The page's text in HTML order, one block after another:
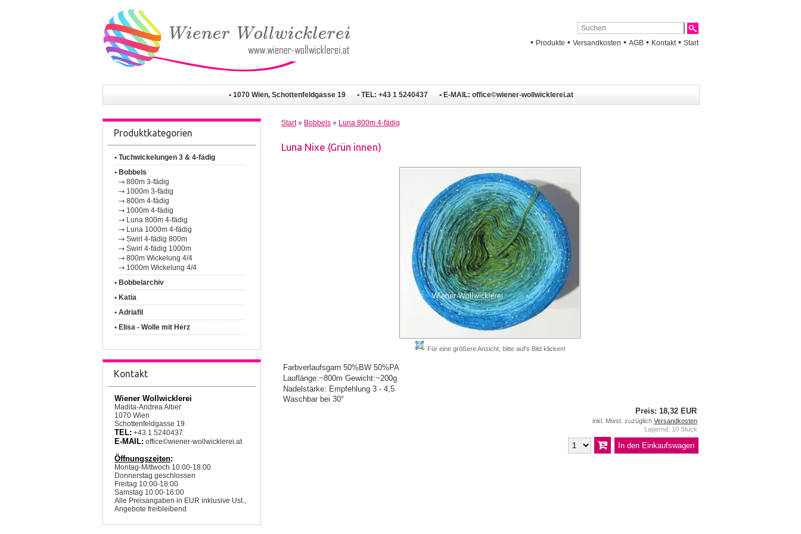
• Produkte • Versandkosten • AGB • Kontakt • Start
• 1070 Wien, Schottenfeldgasse 19 • TEL: +43 1 5240437 • E-MAIL:office©wiener-wollwicklerei.at
Produktkategorien
• Tuchwickelungen 3 & 4-fädig
• Bobbels
800m 3-fädig
1000m 3-fädig
800m 4-fädig
1000m 4-fädig
Luna 800m 4-fädig
Luna 1000m 4-fädig
Swirl 4-fädig 800m
Swirl 4-fädig 1000m
800m Wickelung 4/4
1000m Wickelung 4/4
• Bobbelarchiv
• Katia
• Adriafil
• Elisa - Wolle mit Herz
Kontakt
Wiener Wollwicklerei
Madita-Andrea Alber
1070 Wien
Schottenfeldgasse 19
TEL: +43 1 5240437
E-MAIL: office©wiener-wollwicklerei.at
Öffnungszeiten:
Montag-Mittwoch 10:00-18:00
Donnerstag geschlossen
Freitag 10:00-18:00
Samstag 10:00-16:00
Alle Preisangaben in EUR inklusive Ust.,
Angebote freibleibend
Start» Bobbels » Luna 800m 4-fädig
Luna Nixe (Grün innen)
Für eine größere Ansicht, bitte auf's Bild klicken!
Farbverlaufsgarn 50%BW 50%PA
Lauflänge:~800m Gewicht:~200g
Nadelstärke: Empfehlung 3 - 4,5
Waschbar bei 30°
Preis: 18,32 EUR
inkl. Mwst. zuzüglich Versandkosten
Lagernd: 10 Stück